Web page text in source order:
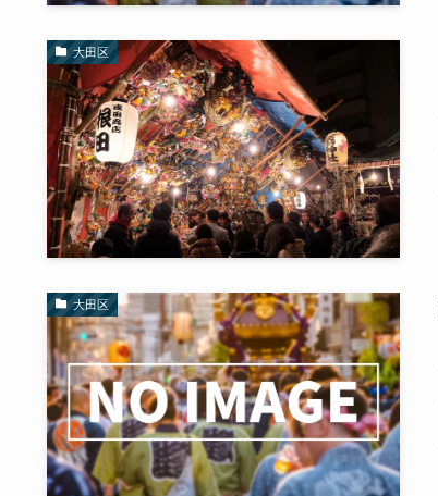
大田区
大田区